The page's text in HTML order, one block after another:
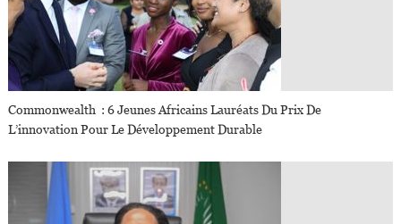
Commonwealth : 6 Jeunes Africains Lauréats Du Prix De
L’innovation Pour Le Développement Durable